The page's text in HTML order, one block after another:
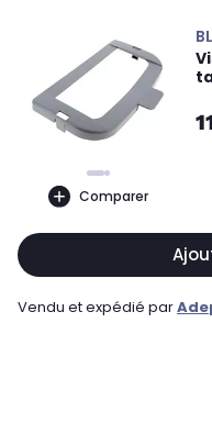
Comparer
Vendu et expédié par